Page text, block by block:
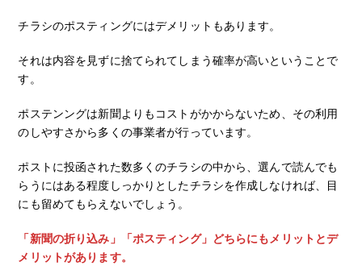
チラシのポスティングにはデメリットもあります。
それは内容を見ずに捨てられてしまう確率が高いということで
す。
ポステンングは新聞よりもコストがかからないため、その利用
のしやすさから多くの事業者が行っています。
ポストに投函された数多くのチラシの中から、選んで読んでも
らうにはある程度しっかりとしたチラシを作成しなければ、目
にも留めてもらえないでしょう。
「新聞の折り込み」「ポスティング」どちらにもメリットとデ
メリットがあります。